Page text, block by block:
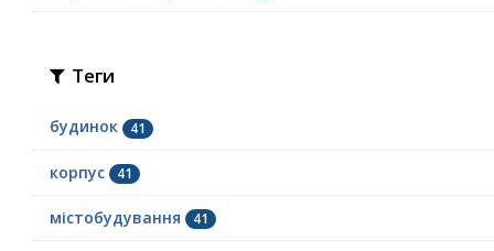
Теги
будинок 41
корпус 41
містобудування 41